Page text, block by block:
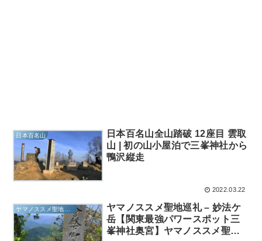
日本百名山
日本百名山全山踏破 12座目 雲取
山 | 初の山小屋泊で三峯神社から
鴨沢縦走
2022.03.22
ヤマノススメ聖地巡礼 – 妙法ケ
岳【関東最強パワースポット三
峯神社奥宮】ヤマノススメ聖地